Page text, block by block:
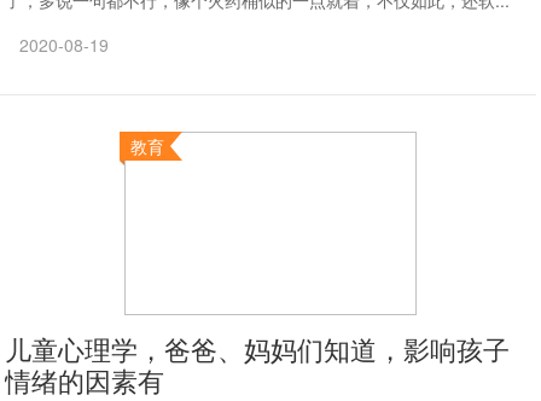
2020-08-19
教育
儿童心理学，爸爸、妈妈们知道，影响孩子
情绪的因素有